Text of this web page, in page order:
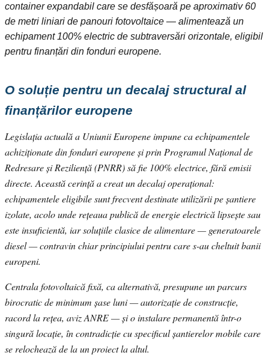
container expandabil care se desfășoară pe aproximativ 60
de metri liniari de panouri fotovoltaice — alimentează un
echipament 100% electric de subtraversări orizontale, eligibil
pentru finanțări din fonduri europene.
O soluție pentru un decalaj structural al
finanțărilor europene
Legislația actuală a Uniunii Europene impune ca echipamentele
achiziționate din fonduri europene și prin Programul Național de
Redresare și Reziliență (PNRR) să fie 100% electrice, fără emisii
directe. Această cerință a creat un decalaj operațional:
echipamentele eligibile sunt frecvent destinate utilizării pe șantiere
izolate, acolo unde rețeaua publică de energie electrică lipsește sau
este insuficientă, iar soluțiile clasice de alimentare — generatoarele
diesel — contravin chiar principiului pentru care s-au cheltuit banii
europeni.
Centrala fotovoltaică fixă, ca alternativă, presupune un parcurs
birocratic de minimum șase luni — autorizație de construcție,
racord la rețea, aviz ANRE — și o instalare permanentă într-o
singură locație, în contradicție cu specificul șantierelor mobile care
se relochează de la un proiect la altul.